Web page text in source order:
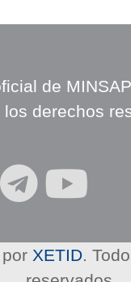
de
los derechos
R
E
XETID.